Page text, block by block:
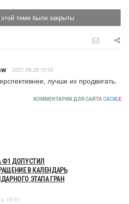
теме были закрыты
2021.08.28 10:05
лучше их продвигать.
КОММЕНТАРИИ ДЛЯ САЙТА CACKLE
Ф1 ДОПУСТИЛ
В КАЛЕНДАРЬ
ЭТАПА ГРАН
18:55